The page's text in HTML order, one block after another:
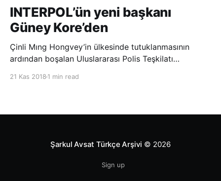
INTERPOL’ün yeni başkanı
Güney Kore’den
Çinli Mıng Hongvey’in ülkesinde tutuklanmasının
ardından boşalan Uluslararası Polis Teşkilatı
21 Kas 2018 1 min read
Şarkul Avsat Türkçe Arşivi © 2026
Sign up